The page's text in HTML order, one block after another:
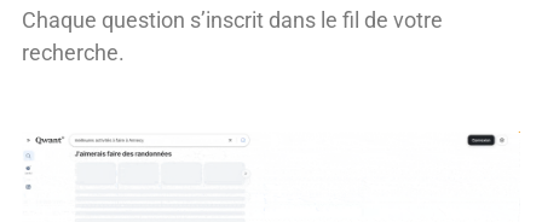
Chaque question s’inscrit dans le fil de votre
recherche.